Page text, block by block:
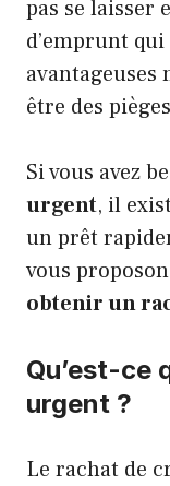
pas se laisser
d’emprunt
avantageuses
être des
Si vous avez
urgent, il
un prêt
vous
obtenir un
Qu’est-ce
urgent ?
Le rachat de